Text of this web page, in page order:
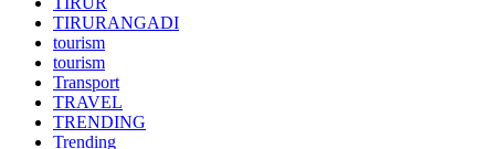
TIRURANGADI
tourism
tourism
Transport
TRAVEL
TRENDING
Trending